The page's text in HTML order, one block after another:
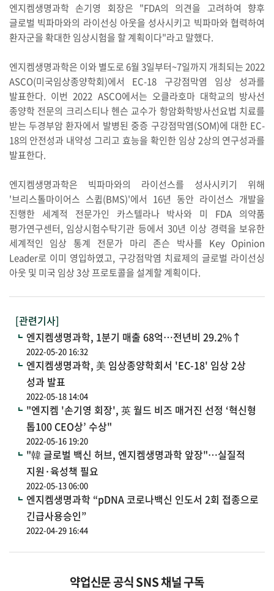
엔지켐생명과학 손기영 회장은 "FDA의 의견을 고려하여 향후
글로벌 빅파마와의 라이선싱 아웃을 성사시키고 빅파마와 협력하여
환자군을 확대한 임상시험을 할 계획이다"라고 말했다.
엔지켐생명과학은 이와 별도로 6월 3일부터~7일까지 개최되는 2022
ASCO(미국임상종양학회)에서 EC-18 구강점막염 임상 성과를
발표한다. 이번 2022 ASCO에서는 오클라호마 대학교의 방사선
종양학 전문의 크리스티나 헨슨 교수가 항암화학방사선요법 치료를
받는 두경부암 환자에서 발병된 중증 구강점막염(SOM)에 대한 EC-
18의 안전성과 내약성 그리고 효능을 확인한 임상 2상의 연구성과를
발표한다.
엔지켐생명과학은 빅파마와의 라이선스를 성사시키기 위해
'브리스톨마이어스 스큅(BMS)'에서 16년 동안 라이선스 개발을
진행한 세계적 전문가인 카스텔라나 박사와 미 FDA 의약품
평가연구센터, 임상시험수탁기관 등에서 30년 이상 경력을 보유한
세계적인 임상 통계 전문가 마리 존슨 박사를 Key Opinion
Leader로 이미 영입하였고, 구강점막염 치료제의 글로벌 라이선싱
아웃 및 미국 임상 3상 프로토콜을 설계할 계획이다.
[관련기사]
엔지켐생명과학, 1분기 매출 68억…전년비 29.2%↑
2022-05-20 16:32
엔지켐생명과학, 美 임상종양학회서 'EC-18' 임상 2상
성과 발표
2022-05-18 14:04
"엔지켐 '손기영 회장', 英 월드 비즈 매거진 선정 ‘혁신형
톱100 CEO상’ 수상"
2022-05-16 19:20
"韓 글로벌 백신 허브, 엔지켐생명과학 앞장"…실질적
지원·육성책 필요
2022-05-13 06:00
엔지켐생명과학 “pDNA 코로나백신 인도서 2회 접종으로
긴급사용승인”
2022-04-29 16:44
약업신문 공식 SNS 채널 구독